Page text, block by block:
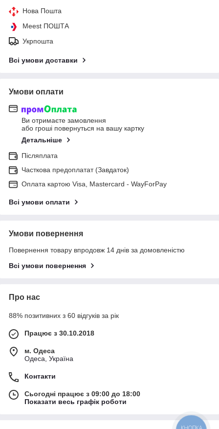
Нова Пошта
Meest ПОШТА
Укрпошта
Всі умови доставки
Умови оплати
Ви отримаєте замовлення
або гроші повернуться на вашу картку
Детальніше
Післяплата
Часткова предоплатат (Завдаток)
Оплата картою Visa, Mastercard - WayForPay
Всі умови оплати
Умови повернення
Повернення товару впродовж 14 днів за домовленістю
Всі умови повернення
Про нас
88% позитивних з 60 відгуків за рік
Працює з 30.10.2018
м. Одеса
Одеса, Україна
Контакти
Сьогодні працює з 09:00 до 18:00
Показати весь графік роботи